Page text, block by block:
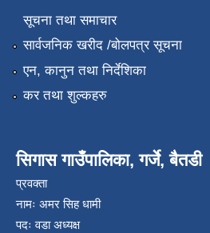
सूचना तथा समाचार
सार्वजनिक खरीद /बोलपत्र सूचना
एन, कानुन तथा निर्देशिका
कर तथा शुल्कहरु
सिगास गाउँपालिका, गर्जे, बैतडी
प्रवक्ता
नामः अमर सिह धामी
पदः वडा अध्यक्ष